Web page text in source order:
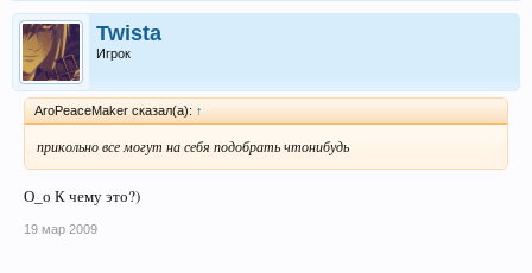
Twista
Игрок
AroPeaceMaker сказал(а): ↑
прикольно все могут на себя подобрать чтонибудь
О_о К чему это?)
19 мар 2009